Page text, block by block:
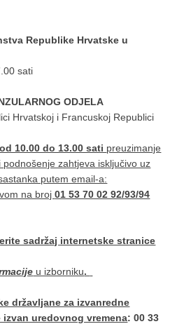
Republike Hrvatske u
sati
ODJELA
Hrvatskoj i Francuskoj Republici
10.00 do 13.00 sati preuzimanje
zahtjeva isključivo uz
putem email-a:
na broj01 53 70 02 92/93/94
sadržaj internetske stranice
u izborniku.
državljane za izvanredne
uredovnog vremena: 00 33